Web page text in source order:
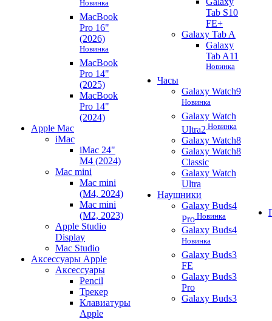
Новинка
MacBook
Pro 16"
(2026)
Новинка
MacBook
Pro 14"
(2025)
MacBook
Pro 14"
(2024)
Apple Mac
iMac
iMac 24"
M4 (2024)
Mac mini
Mac mini
(M4, 2024)
Mac mini
(M2, 2023)
Apple Studio
Display
Mac Studio
Аксессуары Apple
Аксессуары
Pencil
Трекер
Клавиатуры
Apple
Tab S10
FE+
Galaxy Tab A
Galaxy
Tab A11
Новинка
Часы
Galaxy Watch9
Новинка
Galaxy Watch
Ultra2 Новинка
Galaxy Watch8
Galaxy Watch8
Classic
Galaxy Watch
Ultra
Наушники
Galaxy Buds4
Pro Новинка
Galaxy Buds4
Новинка
Galaxy Buds3
FE
Galaxy Buds3
Pro
Galaxy Buds3